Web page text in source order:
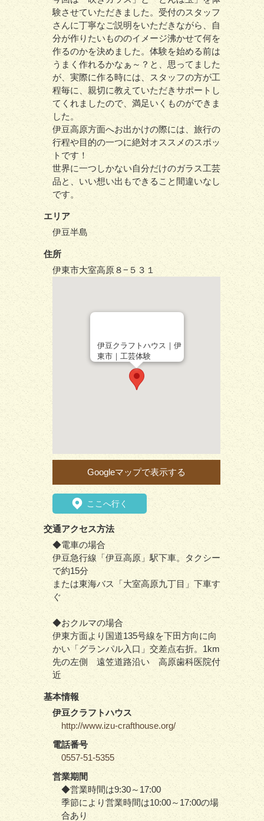
験させていただきました。受付のスタッフ
さんに丁寧なご説明をいただきながら、自
分が作りたいもののイメージ沸かせて何を
作るのかを決めました。体験を始める前は
うまく作れるかなぁ～？と、思ってました
が、実際に作る時には、スタッフの方が工
程毎に、親切に教えていただきサポートし
てくれましたので、満足いくものができま
した。
伊豆高原方面へお出かけの際には、旅行の
行程や目的の一つに絶対オススメのスポッ
トです！
世界に一つしかない自分だけのガラス工芸
品と、いい想い出もできること間違いなし
です。
エリア
伊豆半島
住所
伊東市大室高原８−５３１
伊豆クラフトハウス｜伊
東市｜工芸体験
Googleマップで表示する
ここへ行く
交通アクセス方法
◆電車の場合
伊豆急行線「伊豆高原」駅下車。タクシー
で約15分
または東海バス「大室高原九丁目」下車す
ぐ
◆おクルマの場合
伊東方面より国道135号線を下田方向に向
かい「グランパル入口」交差点右折。1km
先の左側 遠笠道路沿い 高原歯科医院付
近
基本情報
伊豆クラフトハウス
http://www.izu-crafthouse.org/
電話番号
0557-51-5355
営業期間
◆営業時間は9:30～17:00
季節により営業時間は10:00～17:00の場
合あり